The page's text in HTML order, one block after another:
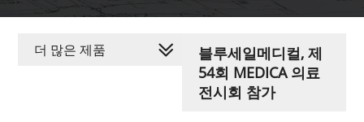
블루세일메디컬, 제
54회 MEDICA 의료
전시회 참가
더 많은 제품